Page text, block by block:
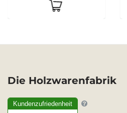
Die Holzwarenfabrik
Kundenzufriedenheit